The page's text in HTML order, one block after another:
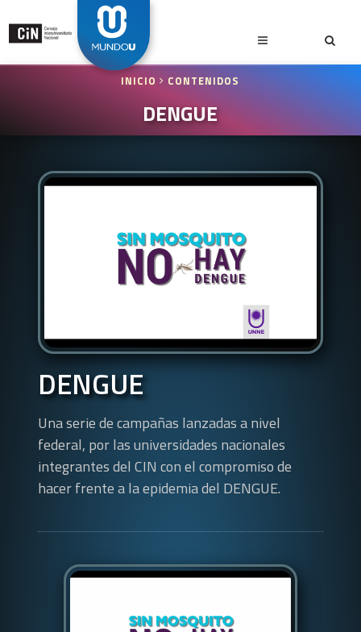
INICIO CONTENIDOS
DENGUE
DENGUE
Una serie de campañas lanzadas a nivel
federal, por las universidades nacionales
integrantes del CIN con el compromiso de
hacer frente a la epidemia del DENGUE.